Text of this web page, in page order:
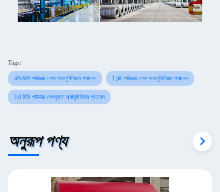
Tags:
এইচডিপি পাউডার লেপা অ্যালুমিনিয়াম প্যানেল 1 ঘন্টা পাউডার লেপা অ্যালুমিনিয়াম প্যানেল
3.0 মিমি পাউডার লেপযুক্ত অ্যালুমিনিয়াম প্যানেল
অনুরূপ পণ্য